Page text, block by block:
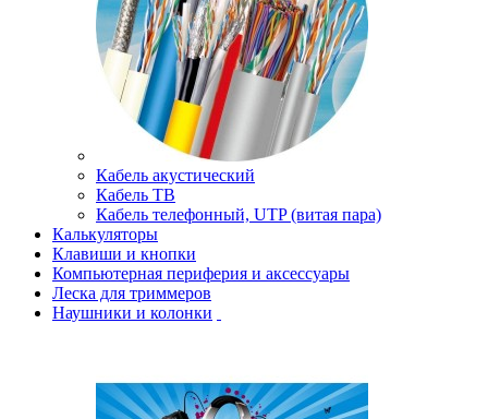
Кабель акустический
Кабель ТВ
Кабель телефонный, UTP (витая пара)
Калькуляторы
Клавиши и кнопки
Компьютерная периферия и аксессуары
Леска для триммеров
Наушники и колонки